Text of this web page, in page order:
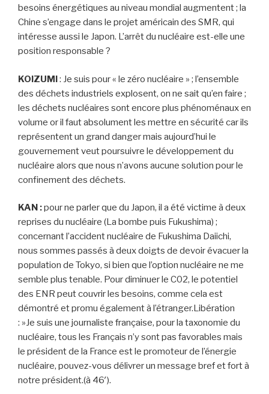
besoins énergétiques au niveau mondial augmentent ; la
Chine s’engage dans le projet américain des SMR, qui
intéresse aussi le Japon. L’arrêt du nucléaire est-elle une
position responsable ?
KOIZUMI: Je suis pour « le zéro nucléaire » ; l’ensemble
des déchets industriels explosent, on ne sait qu’en faire ;
les déchets nucléaires sont encore plus phénoménaux en
volume or il faut absolument les mettre en sécurité car ils
représentent un grand danger mais aujourd’hui le
gouvernement veut poursuivre le développement du
nucléaire alors que nous n’avons aucune solution pour le
confinement des déchets.
KAN :pour ne parler que du Japon, il a été victime à deux
reprises du nucléaire (La bombe puis Fukushima) ;
concernant l’accident nucléaire de Fukushima Daiichi,
nous sommes passés à deux doigts de devoir évacuer la
population de Tokyo, si bien que l’option nucléaire ne me
semble plus tenable. Pour diminuer le C02, le potentiel
des ENR peut couvrir les besoins, comme cela est
démontré et promu également à l’étranger.Libération
: »Je suis une journaliste française, pour la taxonomie du
nucléaire, tous les Français n’y sont pas favorables mais
le président de la France est le promoteur de l’énergie
nucléaire, pouvez-vous délivrer un message bref et fort à
notre président.(à 46′).